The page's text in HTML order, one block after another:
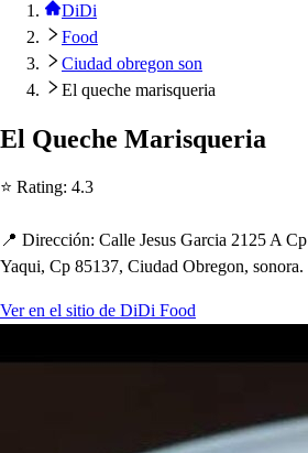
DiDi
Food
Ciudad obregon son
El queche marisqueria
El Queche Marisqueria
⭐ Rating: 4.3
📍 Dirección: Calle Jesus Garcia 2125 A Cp
Yaqui, Cp 85137, Ciudad Obregon, sonora.
Ver en el sitio de DiDi Food